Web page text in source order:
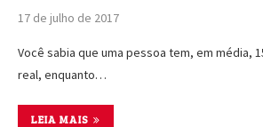
17 de julho de 2017
Você sabia que uma pessoa tem, em média,
real, enquanto…
LEIA MAIS